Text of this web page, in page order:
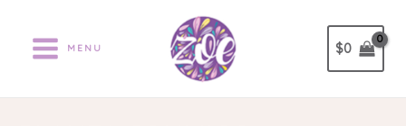
contenido
MENU $0